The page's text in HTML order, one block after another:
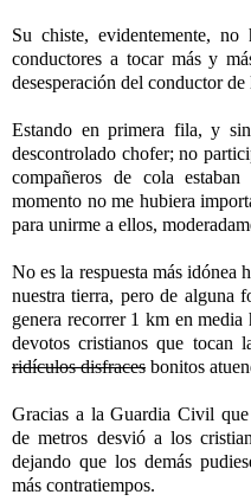
Su chiste, evidentemente,
conductores a tocar más y
desesperación del conductor
Estando en primera fila, y
descontrolado chofer; no
compañeros de cola
momento no me hubiera
para unirme a ellos,
No es la respuesta más idónea
nuestra tierra, pero de alguna
genera recorrer 1 km en media
devotos cristianos que tocan
ridículos disfraces bonitos
Gracias a la Guardia Civil
de metros desvió a los
dejando que los demás
más contratiempos.